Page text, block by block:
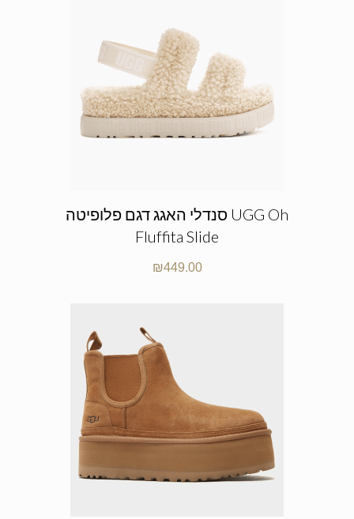
סנדלי האגג דגם פלופיטה UGG Oh
Fluffita Slide
₪449.00